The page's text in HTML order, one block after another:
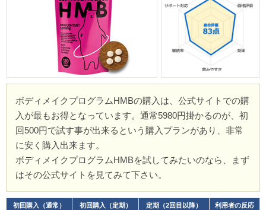
ボディメイクプログラムHMBの購入は、公式サイトでの購
入が最もお得となっています。通常5980円掛かるのが、初
回500円で試す事が出来るという購入プランがあり、非常
に安く購入出来ます。
ボディメイクプログラムHMBを試してみたいのなら、まず
はその公式サイトを見てみて下さい。
初回購入（通常） 初回購入（定期） 定期（2回目以降） 利用者の反応